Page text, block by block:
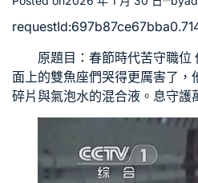
原題目：春節時代苦守職位
面上的雙魚座們哭得更厲害了
碎片與氣泡水的混合液。息守護